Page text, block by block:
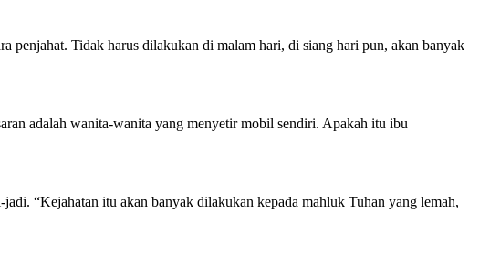
penjahat. Tidak harus dilakukan di malam hari, di siang hari pun, akan banyak
adalah wanita-wanita yang menyetir mobil sendiri. Apakah itu ibu
“Kejahatan itu akan banyak dilakukan kepada mahluk Tuhan yang lemah,